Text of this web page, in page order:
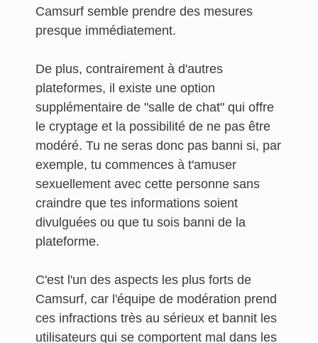
Camsurf semble prendre des mesures
presque immédiatement.
De plus, contrairement à d'autres
plateformes, il existe une option
supplémentaire de "salle de chat" qui offre
le cryptage et la possibilité de ne pas être
modéré. Tu ne seras donc pas banni si, par
exemple, tu commences à t'amuser
sexuellement avec cette personne sans
craindre que tes informations soient
divulguées ou que tu sois banni de la
plateforme.
C'est l'un des aspects les plus forts de
Camsurf, car l'équipe de modération prend
ces infractions très au sérieux et bannit les
utilisateurs qui se comportent mal dans les